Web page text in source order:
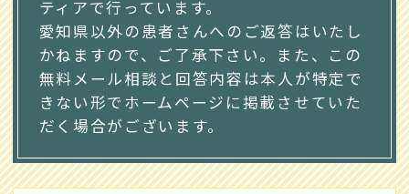
ティアで行っています。
愛知県以外の患者さんへのご返答はいたし
かねますので、ご了承下さい。また、この
無料メール相談と回答内容は本人が特定で
きない形でホームページに掲載させていた
だく場合がございます。